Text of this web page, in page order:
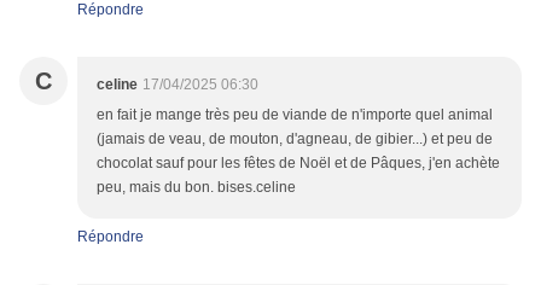
Répondre
C celine 17/04/2025 06:30
en fait je mange très peu de viande de n'importe quel animal
(jamais de veau, de mouton, d'agneau, de gibier...) et peu de
chocolat sauf pour les fêtes de Noël et de Pâques, j'en achète
peu, mais du bon. bises.celine
Répondre